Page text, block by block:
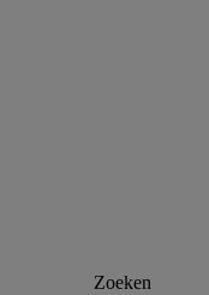
Zoeken